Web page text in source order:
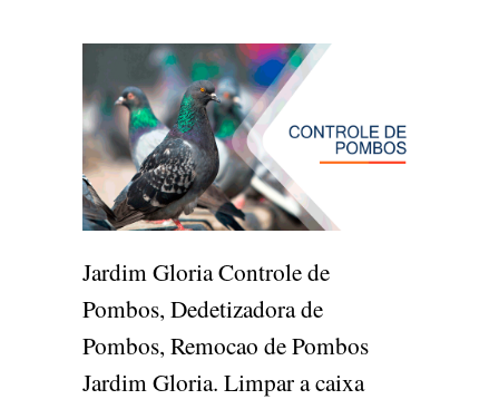
Jardim Gloria Controle de
Pombos, Dedetizadora de
Pombos, Remocao de Pombos
Jardim Gloria. Limpar a caixa